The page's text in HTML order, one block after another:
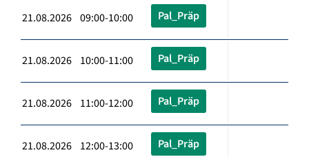
21.08.2026 09:00-10:00 Pal_Präp
21.08.2026 10:00-11:00 Pal_Präp
21.08.2026 11:00-12:00 Pal_Präp
21.08.2026 12:00-13:00 Pal_Präp